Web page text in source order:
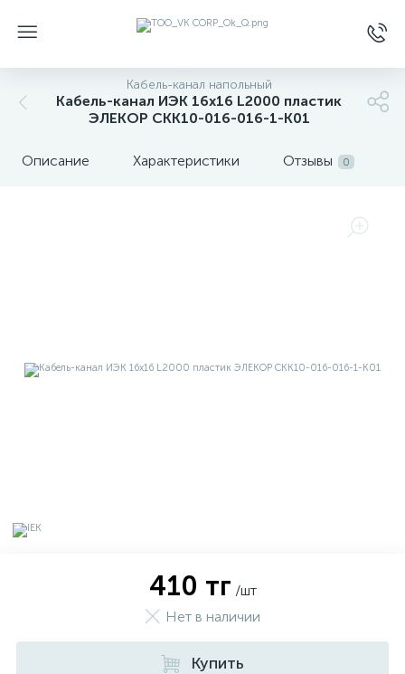
Кабель-канал напольный
Кабель-канал ИЭК 16х16 L2000 пластик
ЭЛЕКОР CKK10-016-016-1-K01
Описание Характеристики Отзывы 0
410 тг /шт
Нет в наличии
Купить